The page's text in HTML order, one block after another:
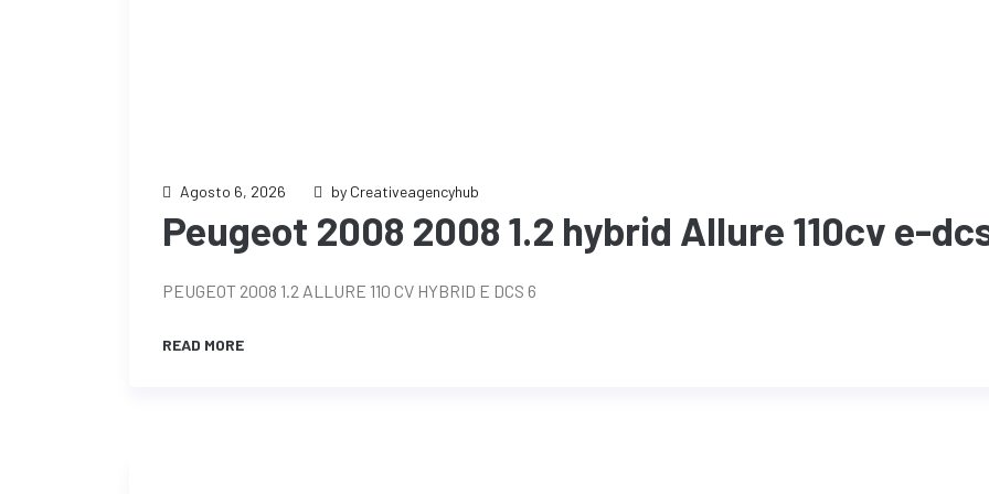
Agosto 6, 2026 by Creativeagencyhub
Peugeot 2008 2008 1.2 hybrid Allure 110cv e-
PEUGEOT 2008 1.2 ALLURE 110 CV HYBRID E DCS 6
READ MORE